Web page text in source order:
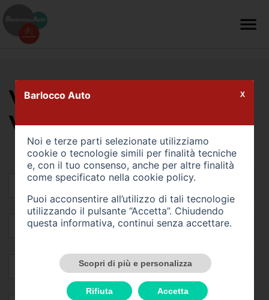
VALUTA IL TUO
VEICOLO
Barlocco Auto
Noi e terze parti selezionate utilizziamo
cookie o tecnologie simili per finalità tecniche
e, con il tuo consenso, anche per altre finalità
come specificato nella cookie policy.
Puoi acconsentire all’utilizzo di tali tecnologie
utilizzando il pulsante “Accetta”. Chiudendo
questa informativa, continui senza accettare.
Scopri di più e personalizza
Rifiuta Accetta
X